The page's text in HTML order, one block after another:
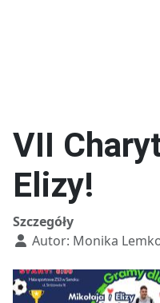
VII
Elizy!
Szczegóły
Autor: Monika